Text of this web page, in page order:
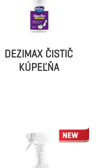
DEZIMAX ČISTIČ
KÚPEĽŇA